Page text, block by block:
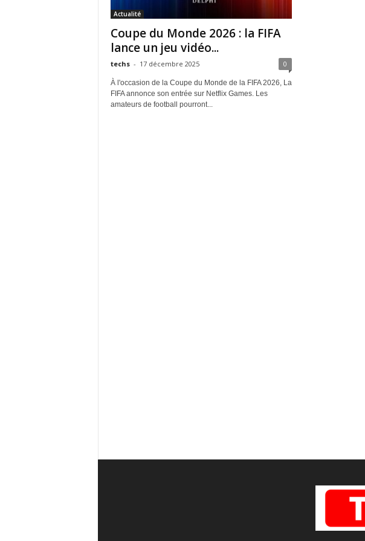
Actualité
Coupe du Monde 2026 : la FIFA
lance un jeu vidéo...
techs - 17 décembre 2025 0
À l'occasion de la Coupe du Monde de la FIFA 2026, La
FIFA annonce son entrée sur Netflix Games. Les
amateurs de football pourront...